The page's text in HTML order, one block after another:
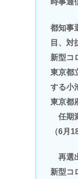
時事通
都知事
目、
新型コ
東京都
する小
東京都
任期
（6月
再選
新型コ